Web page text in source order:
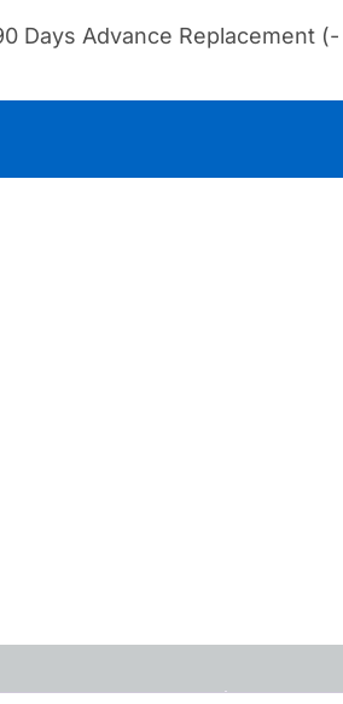
Days Advance Replacement (-